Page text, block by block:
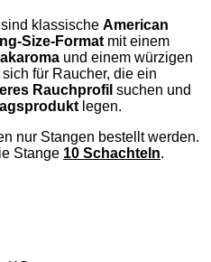
sind klassische American
mit einem
und einem würzigen
für Raucher, die ein
Rauchprofil suchen und
legen.
nur Stangen bestellt werden.
Stange 10 Schachteln.